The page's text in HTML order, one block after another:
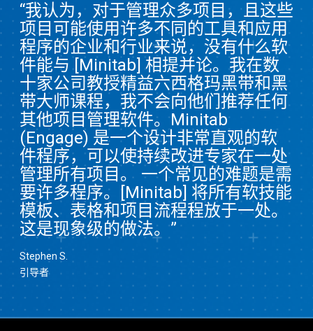
“我认为，对于管理众多项目，且这些
项目可能使用许多不同的工具和应用
程序的企业和行业来说，没有什么软
件能与 [Minitab] 相提并论。我在数
十家公司教授精益六西格玛黑带和黑
带大师课程，我不会向他们推荐任何
其他项目管理软件。Minitab
(Engage) 是一个设计非常直观的软
件程序，可以使持续改进专家在一处
管理所有项目。 一个常见的难题是需
要许多程序。[Minitab] 将所有软技能
模板、表格和项目流程程放于一处。
这是现象级的做法。”
Stephen S.
引导者